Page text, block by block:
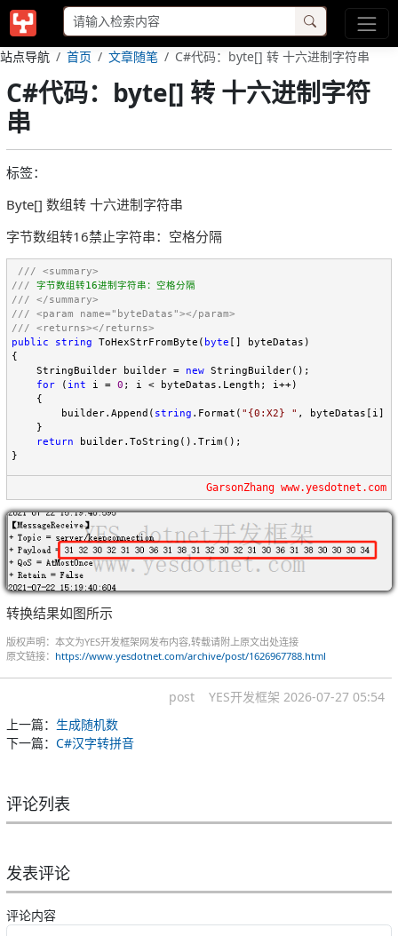
站点导航 首页 文章随笔 C#代码：byte[] 转 十六进制字符串
C#代码：byte[] 转 十六进制字符
串
标签：
Byte[] 数组转 十六进制字符串
字节数组转16禁止字符串：空格分隔
///
<summary>
///
///
</summary>
///
<param name="byteDatas"></param>
///
<returns></returns>
public
string ToHexStrFromByte( byte [] byteDatas)
{
    StringBuilder builder =
new StringBuilder();
for ( int i = 0 ; i < byteDatas.Length; i++)
    {
        builder.Append(
string .Format( " {0:X2} " ,
    }
return builder.ToString().Trim();
}
GarsonZhang www.yesdotnet.com
转换结果如图所示
版权声明：本文为YES开发框架网发布内容,转载请附上原文出处连接
原文链接： https://www.yesdotnet.com/archive/post/1626967788.html
post YES开发框架 2026-07-27 05:54
上一篇： 生成随机数
下一篇： C#汉字转拼音
评论列表
发表评论
评论内容